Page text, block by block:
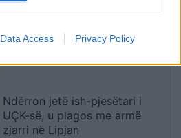
Data Access Privacy Policy
Covid-19, nënkomisioni i
Senatit siguron kopjen e
telefonit zyrtar të Fauci-t
Ndërron jetë ish-pjesëtari i
UÇK-së, u plagos me armë
zjarri në Lipjan